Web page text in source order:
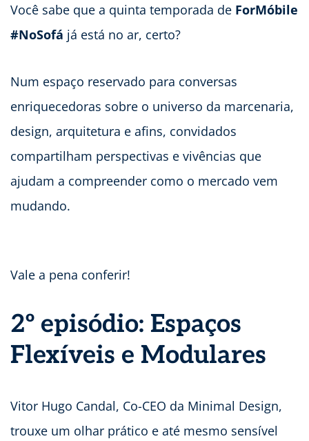
Você sabe que a quinta temporada de ForMóbile
#NoSofá já está no ar, certo?
Num espaço reservado para conversas
enriquecedoras sobre o universo da marcenaria,
design, arquitetura e afins, convidados
compartilham perspectivas e vivências que
ajudam a compreender como o mercado vem
mudando.
Vale a pena conferir!
2º episódio: Espaços
Flexíveis e Modulares
Vitor Hugo Candal, Co-CEO da Minimal Design,
trouxe um olhar prático e até mesmo sensível